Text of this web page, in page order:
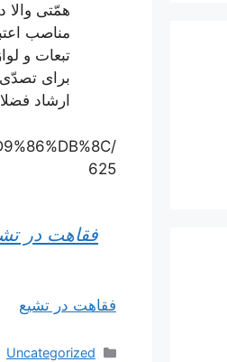
همّتی والا
مناصب
تبعات و
برای
ارشاد
625
فقاهت در
فقاهت در تشیع
دسته‌ها
Uncategorized